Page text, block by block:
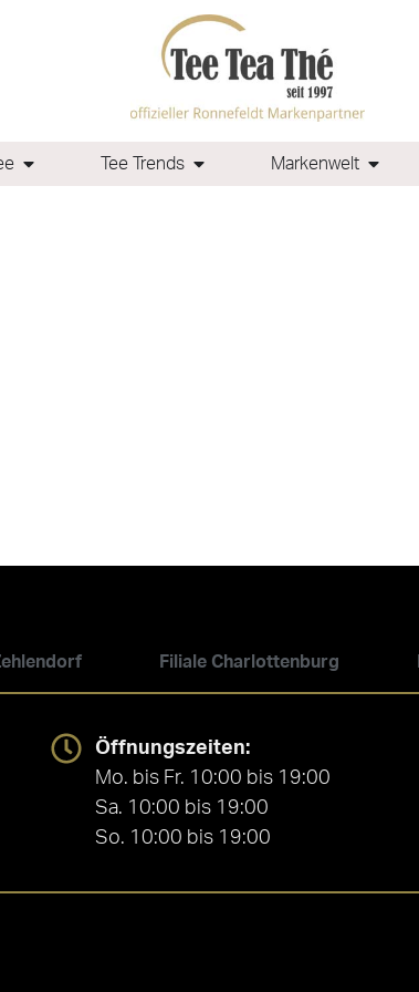
Tee Trends Markenwelt
Filiale Charlottenburg
Öffnungszeiten:
Mo. bis Fr. 10:00 bis 19:00
Sa. 10:00 bis 19:00
So. 10:00 bis 19:00